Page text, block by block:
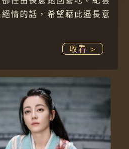
情的話，希望藉此逼長意
收看 >